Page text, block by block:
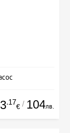
.17
€ / 104лв.